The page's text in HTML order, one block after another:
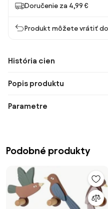
Doručenie za 4,99 €
Produkt môžete vrátiť do
História cien
Popis produktu
Parametre
Podobné produkty